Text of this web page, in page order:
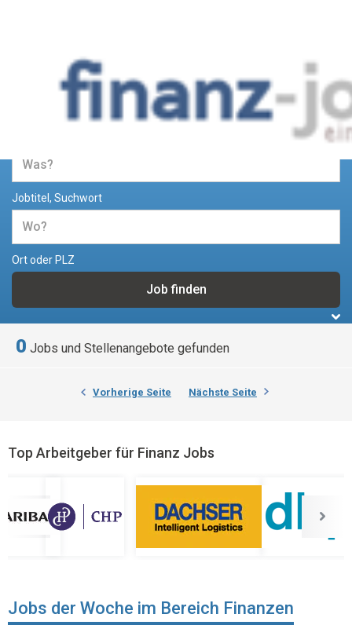
Jobs und Stellenangebote im
Bereich Finanzen
Jobtitel, Suchwort
Ort oder PLZ
0 Jobs und Stellenangebote gefunden
Vorherige Seite Nächste Seite
Top Arbeitgeber für Finanz Jobs
Jobs der Woche im Bereich Finanzen